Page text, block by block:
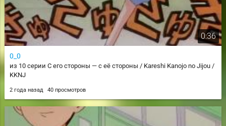
0:36
0_0
из 10 серии С его стороны — с её стороны / Kareshi Kanojo no Jijou /
KKNJ
2 года назад 40 просмотров